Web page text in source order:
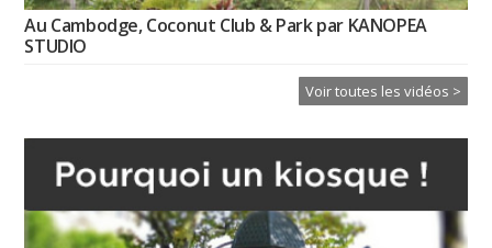
Au Cambodge, Coconut Club & Park par KANOPEA
STUDIO
Voir toutes les vidéos >